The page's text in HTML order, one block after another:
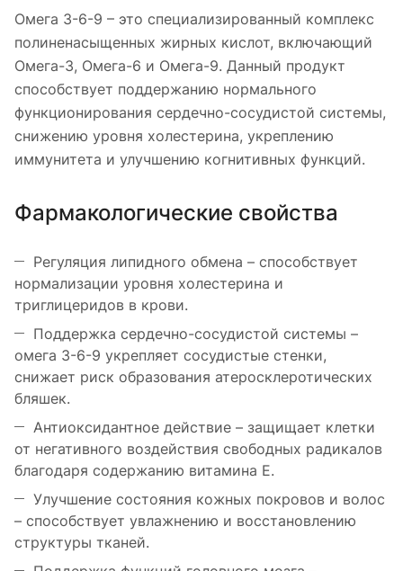
Омега 3-6-9 – это специализированный комплекс
полиненасыщенных жирных кислот, включающий
Омега-3, Омега-6 и Омега-9. Данный продукт
способствует поддержанию нормального
функционирования сердечно-сосудистой системы,
снижению уровня холестерина, укреплению
иммунитета и улучшению когнитивных функций.
Фармакологические свойства
Регуляция липидного обмена – способствует
нормализации уровня холестерина и
триглицеридов в крови.
Поддержка сердечно-сосудистой системы –
омега 3-6-9 укрепляет сосудистые стенки,
снижает риск образования атеросклеротических
бляшек.
Антиоксидантное действие – защищает клетки
от негативного воздействия свободных радикалов
благодаря содержанию витамина Е.
Улучшение состояния кожных покровов и волос
– способствует увлажнению и восстановлению
структуры тканей.